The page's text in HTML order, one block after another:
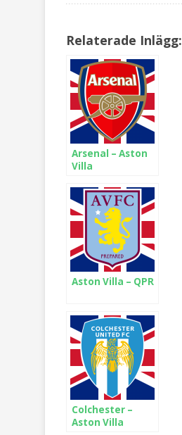
Relaterade Inlägg:
Arsenal – Aston
Villa
Aston Villa – QPR
Colchester –
Aston Villa